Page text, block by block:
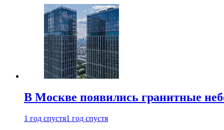
В Москве появились гранитные
1 год спустя1 год спустя